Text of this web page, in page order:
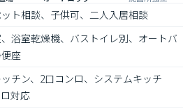
ト相談、子供可、二人入居相談
浴室乾燥機、バストイレ別、オートバ
座
チン、2口コンロ、システムキッチ
対応